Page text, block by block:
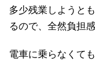
多少残業しようと
るので、全然負担感
電車に乗らなくて